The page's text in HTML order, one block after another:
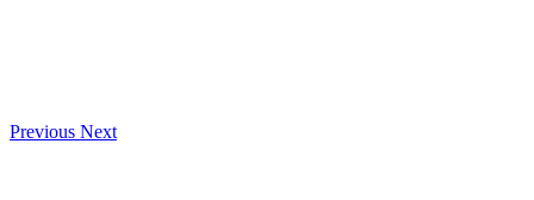
Previous Next